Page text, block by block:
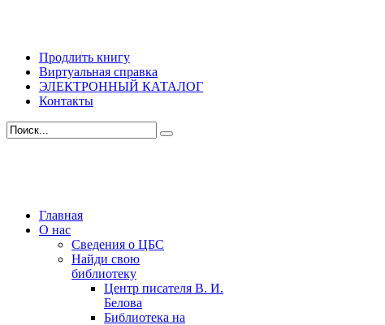
Продлить книгу
Виртуальная справка
ЭЛЕКТРОННЫЙ КАТАЛОГ
Контакты
Главная
О нас
Сведения о ЦБС
Найди свою
библиотеку
Центр писателя В. И.
Белова
Библиотека на